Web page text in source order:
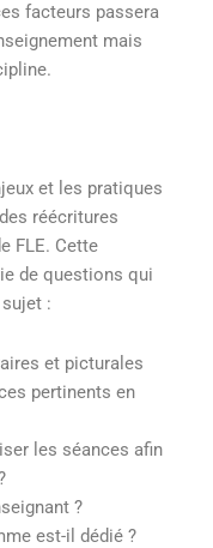
facteurs passera
mais
et les pratiques
réécritures
FLE. Cette
de questions qui
:
et picturales
pertinents en
les séances afin
?
est-il dédié ?